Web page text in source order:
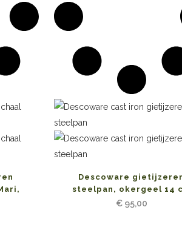
Descoware
steelpan, okergeel 14
€95,00